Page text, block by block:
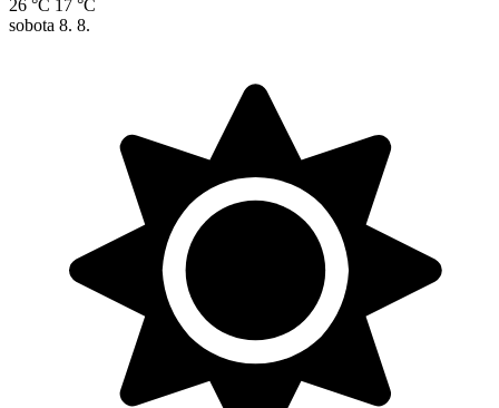
26 °C 17 °C
sobota 8. 8.